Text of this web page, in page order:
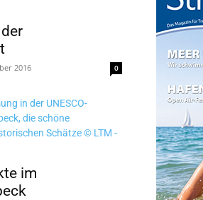
2016 0
im